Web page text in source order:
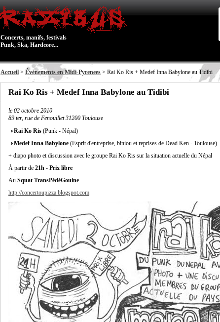
Concerts, manifs, festivals
Punk, Ska, Hardcore...
Accueil > Évènements en Midi-Pyrenees > Rai Ko Ris + Medef Inna Babylone au Tidibi
Rai Ko Ris + Medef Inna Babylone au Tidibi
le 02 octobre 2010
89 ter, rue de Fenouillet 31200 Toulouse
Rai Ko Ris (Punk - Népal)
Medef Inna Babylone (Esprit d'entreprise, biniou et reprises de Dead Ken - Toulouse)
+ diapo photo et discussion avec le groupe Rai Ko Ris sur la situation actuelle du Népal
À partir de 21h - Prix libre
Au Squat TransPédéGouine
http://concertoupizza.blogspot.com